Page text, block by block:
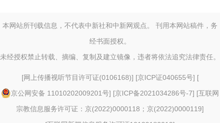
本网站所刊载信息，不代表中新社和中新网观点。 刊用本网站稿件，务
经书面授权。
未经授权禁止转载、摘编、复制及建立镜像，违者将依法追究法律责任。
[网上传播视听节目许可证(0106168)] [京ICP证040655号] [
京公网安备 11010202009201号] [京ICP备2021034286号-7] [互联网
宗教信息服务许可证：京(2022)0000118；京(2022)0000119]